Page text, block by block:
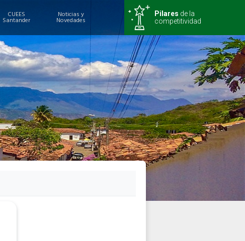
Pilares de la
competitividad
CUEES
Santander
Noticias y
Novedades